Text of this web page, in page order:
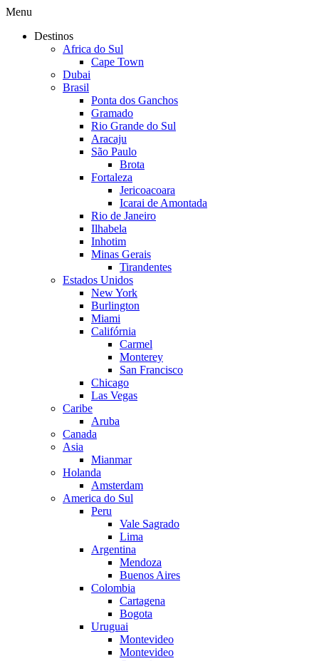
Menu
Destinos
Africa do Sul
Cape Town
Dubai
Brasil
Ponta dos Ganchos
Gramado
Rio Grande do Sul
Aracaju
São Paulo
Brota
Fortaleza
Jericoacoara
Icarai de Amontada
Rio de Janeiro
Ilhabela
Inhotim
Minas Gerais
Tirandentes
Estados Unidos
New York
Burlington
Miami
Califórnia
Carmel
Monterey
San Francisco
Chicago
Las Vegas
Caribe
Aruba
Canada
Asia
Mianmar
Holanda
Amsterdam
America do Sul
Peru
Vale Sagrado
Lima
Argentina
Mendoza
Buenos Aires
Colombia
Cartagena
Bogota
Uruguai
Montevideo
Montevideo